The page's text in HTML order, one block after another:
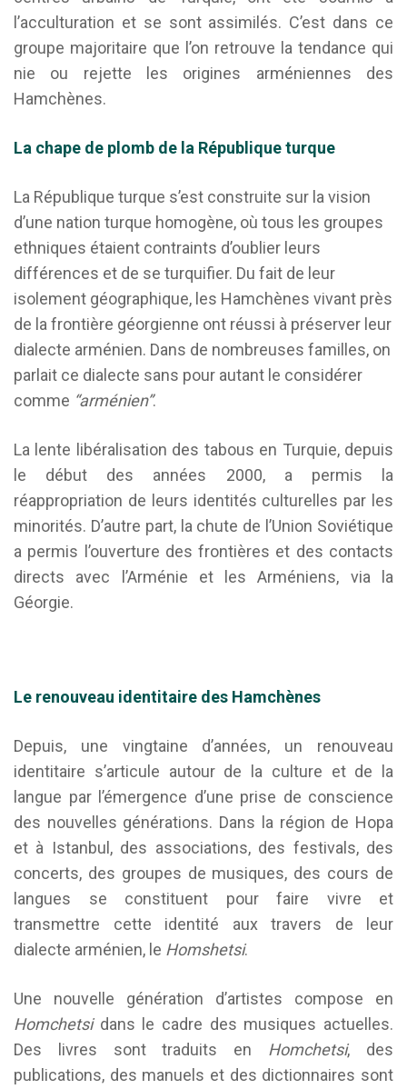
l’acculturation et se sont assimilés. C’est dans ce
groupe majoritaire que l’on retrouve la tendance qui
nie ou rejette les origines arméniennes des
Hamchènes.
La chape de plomb de la République turque
La République turque s’est construite sur la vision
d’une nation turque homogène, où tous les groupes
ethniques étaient contraints d’oublier leurs
différences et de se turquifier. Du fait de leur
isolement géographique, les Hamchènes vivant près
de la frontière géorgienne ont réussi à préserver leur
dialecte arménien. Dans de nombreuses familles, on
parlait ce dialecte sans pour autant le considérer
comme “arménien”.
La lente libéralisation des tabous en Turquie, depuis
le début des années 2000, a permis la
réappropriation de leurs identités culturelles par les
minorités. D’autre part, la chute de l’Union Soviétique
a permis l’ouverture des frontières et des contacts
directs avec l’Arménie et les Arméniens, via la
Géorgie.
Le renouveau identitaire des Hamchènes
Depuis, une vingtaine d’années, un renouveau
identitaire s’articule autour de la culture et de la
langue par l’émergence d’une prise de conscience
des nouvelles générations. Dans la région de Hopa
et à Istanbul, des associations, des festivals, des
concerts, des groupes de musiques, des cours de
langues se constituent pour faire vivre et
transmettre cette identité aux travers de leur
dialecte arménien, le Homshetsi.
Une nouvelle génération d’artistes compose en
Homchetsidans le cadre des musiques actuelles.
Des livres sont traduits en Homchetsi, des
publications, des manuels et des dictionnaires sont